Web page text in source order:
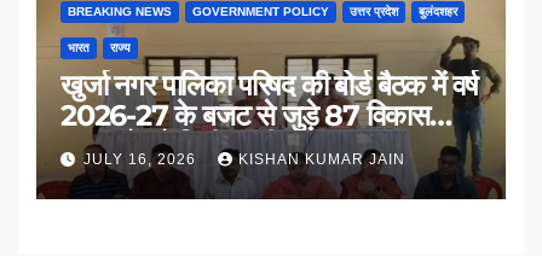
BREAKING NEWS GOVERNMENT POLICY उत्तर प्रदेश बुलंदशहर
भारत राज्य
खुर्जा नगर पालिका परिषद की बोर्ड बैठक में वर्ष
2026-27 के बजट से जुड़े 87 विकास
प्रस्तावों को मिली मंजूरी
JULY 16, 2026 KISHAN KUMAR JAIN